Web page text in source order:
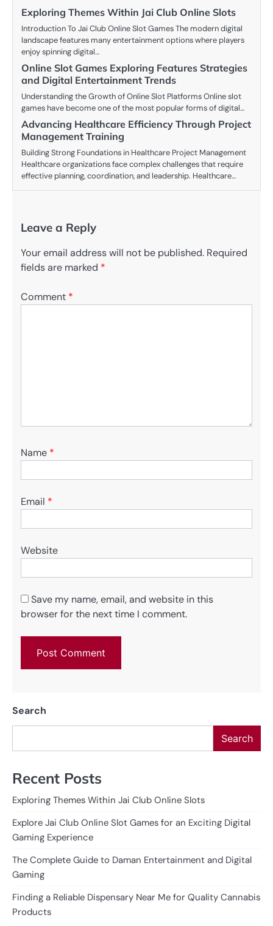
Exploring Themes Within Jai Club Online Slots
Introduction To Jai Club Online Slot Games The modern digital
landscape features many entertainment options where players
enjoy spinning digital…
Online Slot Games Exploring Features Strategies
and Digital Entertainment Trends
Understanding the Growth of Online Slot Platforms Online slot
games have become one of the most popular forms of digital…
Advancing Healthcare Efficiency Through Project
Management Training
Building Strong Foundations in Healthcare Project Management
Healthcare organizations face complex challenges that require
effective planning, coordination, and leadership. Healthcare…
Leave a Reply
Your email address will not be published. Required
fields are marked *
Comment *
Name *
Email *
Website
Save my name, email, and website in this
browser for the next time I comment.
Search
Search
Recent Posts
Exploring Themes Within Jai Club Online Slots
Explore Jai Club Online Slot Games for an Exciting Digital
Gaming Experience
The Complete Guide to Daman Entertainment and Digital
Gaming
Finding a Reliable Dispensary Near Me for Quality Cannabis
Products